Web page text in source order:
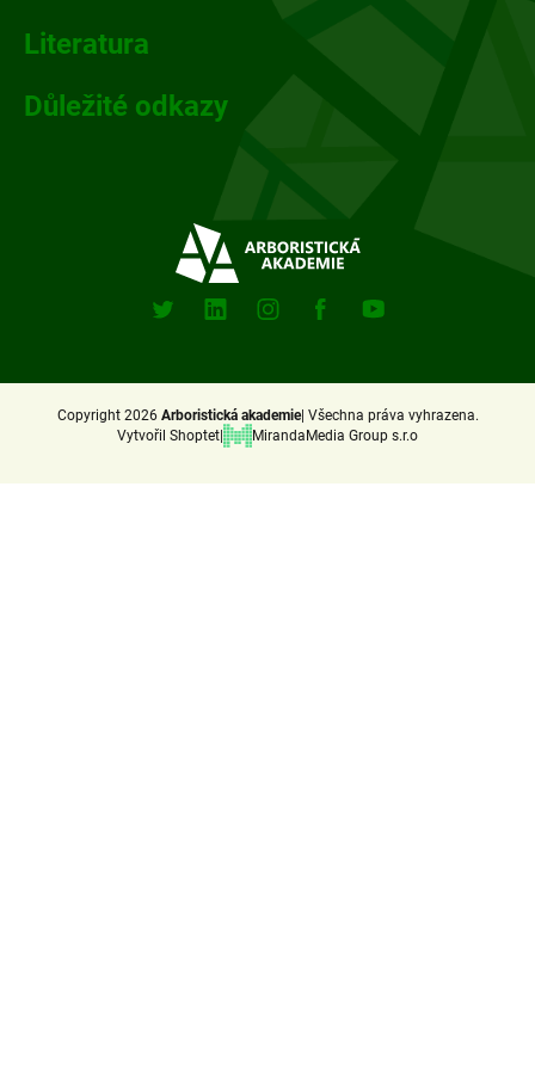
Literatura
Důležité odkazy
Sociální
sitě
X
LinkedinInstagramFacebookYoutube
Vytvořil Shoptet MirandaMedia Group s.r.o
Copyright 2026 Arboristická akademie Všechna práva vyhrazena.